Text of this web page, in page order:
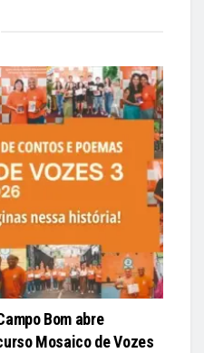
Bom abre
Mosaico de Vozes